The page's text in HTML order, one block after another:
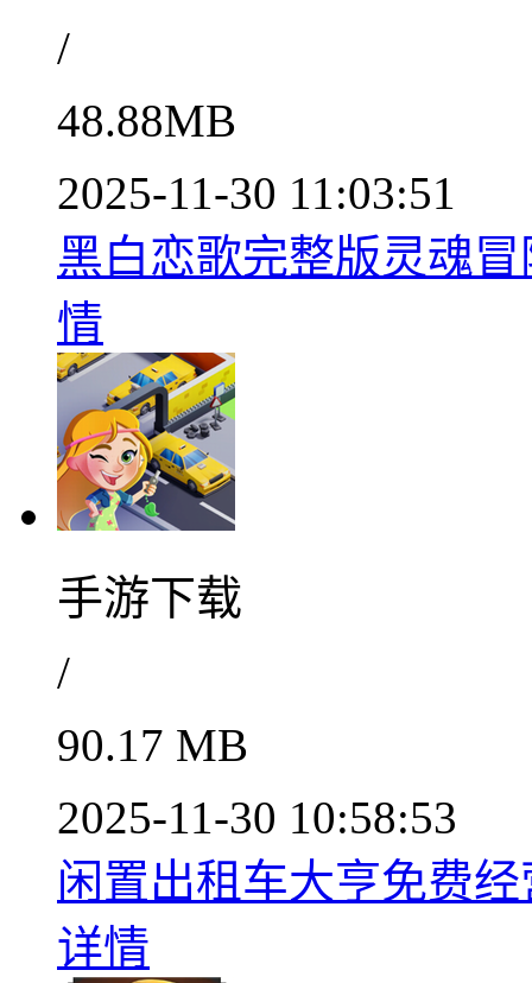
/
48.88MB
2025-11-30 11:03:51
黑白恋歌完整版灵魂
情
手游下载
/
90.17 MB
2025-11-30 10:58:53
闲置出租车大亨免费
详情